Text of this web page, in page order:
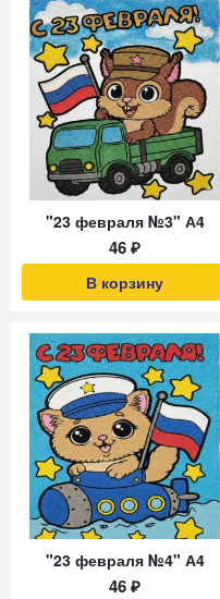
"23 февраля №3" А4
46 ₽
В корзину
"23 февраля №4" А4
46 ₽